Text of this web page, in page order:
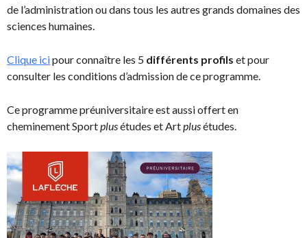
de l’administration ou dans tous les autres grands domaines des
sciences humaines.
Clique icipour connaître les 5 différents profils et pour
consulter les conditions d’admission de ce programme.
Ce programme préuniversitaire est aussi offert en
cheminement Sportplusétudes et Artplusétudes.